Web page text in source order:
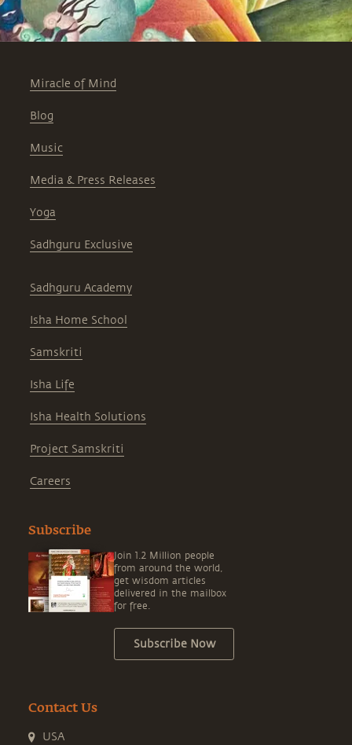
Miracle of Mind
Blog
Music
Media & Press Releases
Yoga
Sadhguru Exclusive
Sadhguru Academy
Isha Home School
Samskriti
Isha Life
Isha Health Solutions
Project Samskriti
Careers
Subscribe
Join 1.2 Million people
from around the world,
get wisdom articles
delivered in the mailbox
for free.
Subscribe Now
Contact Us
USA